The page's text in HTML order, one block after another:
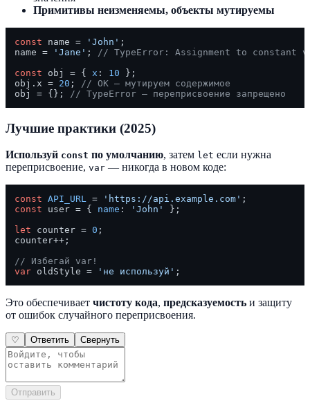
Примитивы неизменяемы, объекты мутируемы
const name = 'John' ;
name =
'Jane' ;
// TypeError: Assignment to constant
const obj = { x : 10 };
obj. x = 20 ;
// OK — мутируем содержимое
obj = {};
// TypeError — переприсвоение запрещено
Лучшие практики (2025)
Используй const по умолчанию, затем let если нужна
переприсвоение, var — никогда в новом коде:
const API_URL = 'https://api.example.com'
const user = { name : 'John'
};
let counter = 0 ;
counter++;
// Избегай var!
var oldStyle = 'не используй'
Это обеспечивает чистоту кода, предсказуемость и защиту
от ошибок случайного переприсвоения.
♡ Ответить Свернуть
Отправить